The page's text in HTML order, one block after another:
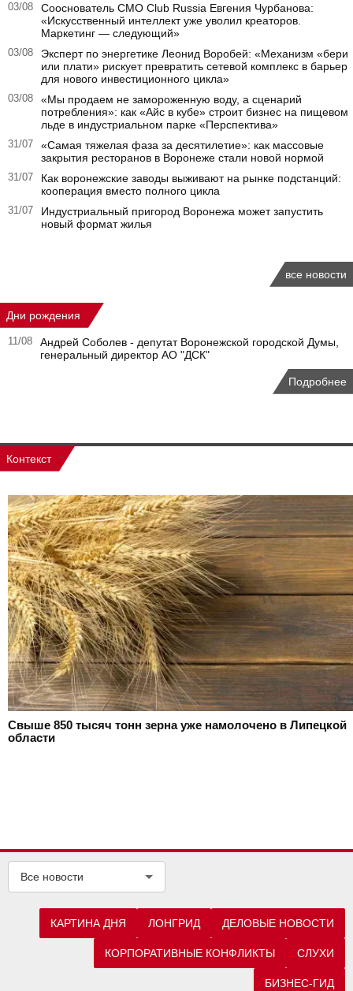
03/08
Сооснователь CMO Club Russia Евгения Чурбанова:
«Искусственный интеллект уже уволил креаторов.
Маркетинг — следующий»
03/08
Эксперт по энергетике Леонид Воробей: «Механизм «бери
или плати» рискует превратить сетевой комплекс в барьер
для нового инвестиционного цикла»
03/08
«Мы продаем не замороженную воду, а сценарий
потребления»: как «Айс в кубе» строит бизнес на пищевом
льде в индустриальном парке «Перспектива»
31/07
«Самая тяжелая фаза за десятилетие»: как массовые
закрытия ресторанов в Воронеже стали новой нормой
31/07
Как воронежские заводы выживают на рынке подстанций:
кооперация вместо полного цикла
31/07
Индустриальный пригород Воронежа может запустить
новый формат жилья
все новости
Дни рождения
11/08
Андрей Соболев - депутат Воронежской городской Думы,
генеральный директор АО "ДСК"
Подробнее
Контекст
Свыше 850 тысяч тонн зерна уже намолочено в Липецкой
области
Все новости
КАРТИНА ДНЯ ЛОНГРИД ДЕЛОВЫЕ НОВОСТИ
КОРПОРАТИВНЫЕ КОНФЛИКТЫ СЛУХИ
БИЗНЕС-ГИД